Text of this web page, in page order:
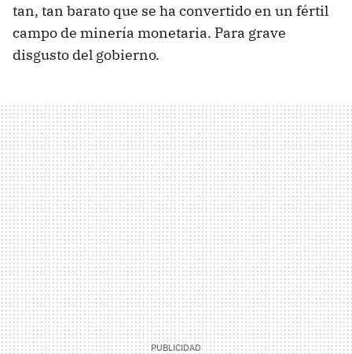
tan, tan barato que se ha convertido en un fértil
campo de minería monetaria. Para grave
disgusto del gobierno.